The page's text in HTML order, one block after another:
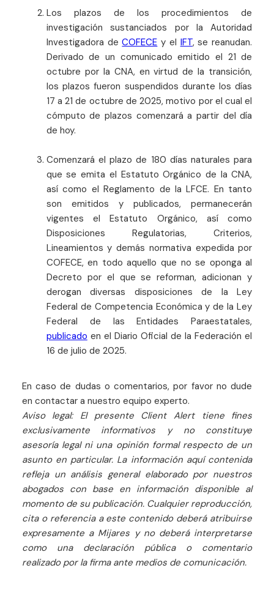
Los plazos de los procedimientos de
investigación sustanciados por la Autoridad
Investigadora deCOFECE y el IFT, se reanudan.
Derivado de un comunicado emitido el 21 de
octubre por la CNA, en virtud de la transición,
los plazos fueron suspendidos durante los días
17 a 21 de octubre de 2025, motivo por el cual el
cómputo de plazos comenzará a partir del día
de hoy.
Comenzará el plazo de 180 días naturales para
que se emita el Estatuto Orgánico de la CNA,
así como el Reglamento de la LFCE. En tanto
son emitidos y publicados, permanecerán
vigentes el Estatuto Orgánico, así como
Disposiciones Regulatorias, Criterios,
Lineamientos y demás normativa expedida por
COFECE, en todo aquello que no se oponga al
Decreto por el que se reforman, adicionan y
derogan diversas disposiciones de la Ley
Federal de Competencia Económica y de la Ley
Federal de las Entidades Paraestatales,
publicado en el Diario Oficial de la Federación el
16 de julio de 2025.
En caso de dudas o comentarios, por favor no dude
en contactar a nuestro equipo experto.
Aviso legal: El presente Client Alert tiene fines
exclusivamente informativos y no constituye
asesoría legal ni una opinión formal respecto de un
asunto en particular. La información aquí contenida
refleja un análisis general elaborado por nuestros
abogados con base en información disponible al
momento de su publicación. Cualquier reproducción,
cita o referencia a este contenido deberá atribuirse
expresamente a Mijares y no deberá interpretarse
como una declaración pública o comentario
realizado por la firma ante medios de comunicación.